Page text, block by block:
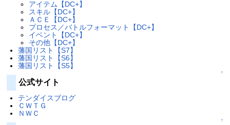
アイテム【DC+】
スキル【DC+】
ＡＣＥ【DC+】
プロセス／バトルフォーマット【DC+】
イベント【DC+】
その他【DC+】
藩国リスト【S7】
藩国リスト【S6】
藩国リスト【S5】
↑
公式サイト
テンダイスブログ
ＣＷＴＧ
ＮＷＣ
↑